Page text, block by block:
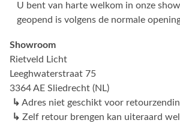
U bent van harte welkom in onze
geopend is volgens de normale
Showroom
Rietveld Licht
Leeghwaterstraat 75
3364 AE Sliedrecht (NL)
↳ Adres niet geschikt voor
↳ Zelf retour brengen kan uiteraard